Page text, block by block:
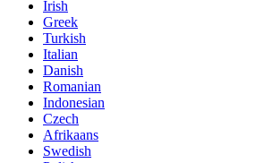
Irish
Greek
Turkish
Italian
Danish
Romanian
Indonesian
Czech
Afrikaans
Swedish